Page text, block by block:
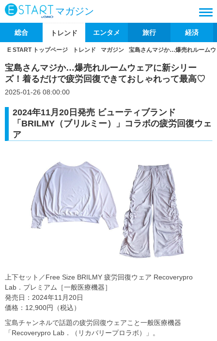
マガジン
総合 トレンド エンタメ 旅行 経済
E START トップページ トレンド マガジン 宝島さんマジか…爆売れルーム
宝島さんマジか…爆売れルームウェアに新シリー
ズ！着るだけで疲労回復できておしゃれって最高♡
2025-01-26 08:00:00
2024年11月20日発売 ビューティブランド
「BRILMY（ブリルミー）」コラボの疲労回復ウェ
ア
上下セット／Free Size BRILMY 疲労回復ウェア Recoverypro
Lab．プレミアム［一般医療機器］
発売日：2024年11月20日
価格：12,900円（税込）
宝島チャンネルで話題の疲労回復ウェアこと一般医療機器
「Recoverypro Lab．（リカバリープロラボ）」。